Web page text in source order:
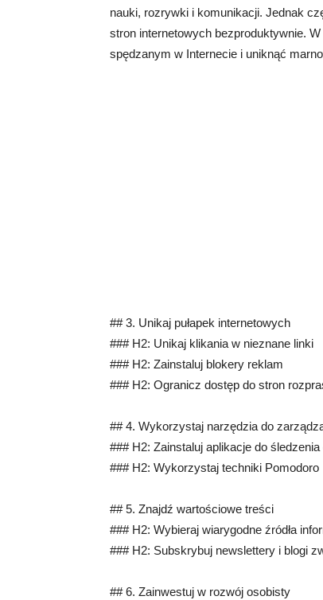
nauki, rozrywki i komunikacji. Jednak
stron internetowych bezproduktywnie.
spędzanym w Internecie i uniknąć
## 3. Unikaj pułapek internetowych
### H2: Unikaj klikania w nieznane linki
### H2: Zainstaluj blokery reklam
### H2: Ogranicz dostęp do stron
## 4. Wykorzystaj narzędzia do
### H2: Zainstaluj aplikacje do
### H2: Wykorzystaj techniki Pomodoro
## 5. Znajdź wartościowe treści
### H2: Wybieraj wiarygodne źródła
### H2: Subskrybuj newslettery i blogi
## 6. Zainwestuj w rozwój osobisty